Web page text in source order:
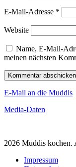
E-Mail-Adresse *
Website
Name, E-Mail-
meinen nächsten
E-Mail an die Muddis
Media-Daten
2026 Muddis kochen.
Impressum